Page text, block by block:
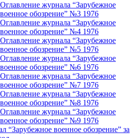
Оглавление журнала “Зарубежное
военное обозрение” №3 1976
Оглавление журнала “Зарубежное
военное обозрение” №4 1976
Оглавление журнала “Зарубежное
военное обозрение” №5 1976
Оглавление журнала “Зарубежное
военное обозрение” №6 1976
Оглавление журнала “Зарубежное
военное обозрение” №7 1976
Оглавление журнала “Зарубежное
военное обозрение” №8 1976
Оглавление журнала “Зарубежное
военное обозрение” №9 1976
“Зарубежное военное обозрение” за